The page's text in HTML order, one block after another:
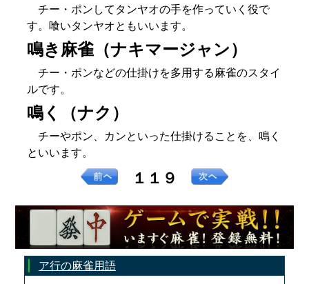
チー・ポンしてタンヤオの手を作っていく役で
す。喰いタンヤオともいいます。
鳴き麻雀（ナキマージャン）
チー・ポンなどの仕掛けを多用する麻雀のスタイ
ルです。
鳴く（ナク）
チーやポン、カンといった仕掛けることを、鳴く
といいます。
１１９
ア行の麻雀用語